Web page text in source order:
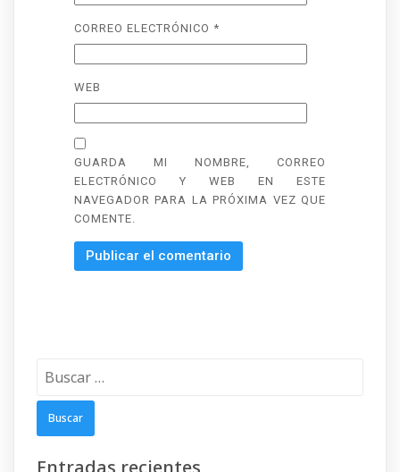
CORREO ELECTRÓNICO *
WEB
GUARDA MI NOMBRE, CORREO
ELECTRÓNICO Y WEB EN ESTE
NAVEGADOR PARA LA PRÓXIMA VEZ QUE
COMENTE.